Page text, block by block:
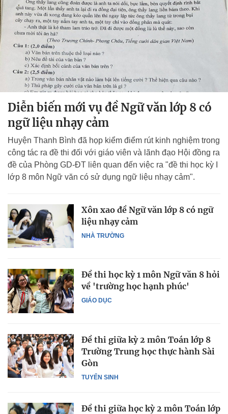
Diễn biến mới vụ đề Ngữ văn lớp 8 có
ngữ liệu nhạy cảm
Huyện Thanh Bình đã họp kiểm điểm rút kinh nghiệm trong
công tác ra đề thi đối với giáo viên và lãnh đạo Hội đồng ra
đề của Phòng GD-ĐT liên quan đến việc ra "đề thi học kỳ I
lớp 8 môn Ngữ văn có sử dụng ngữ liệu nhạy cảm".
NHÀ TRƯỜNG
Xôn xao đề Ngữ văn lớp 8 có ngữ
liệu nhạy cảm
GIÁO DỤC
Đề thi học kỳ 1 môn Ngữ văn 8 hỏi
về 'trường học hạnh phúc'
TUYỂN SINH
Đề thi giữa kỳ 2 môn Toán lớp 8
Trường Trung học thực hành Sài
Gòn
Đề thi giữa học kỳ 2 môn Toán lớp